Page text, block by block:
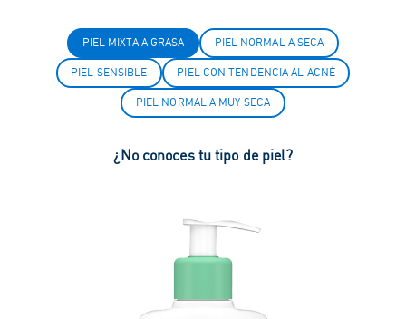
PIEL MIXTA A GRASA PIEL NORMAL A SECA
PIEL SENSIBLE PIEL CON TENDENCIA AL ACNÉ
PIEL NORMAL A MUY SECA
¿No conoces tu tipo de piel?